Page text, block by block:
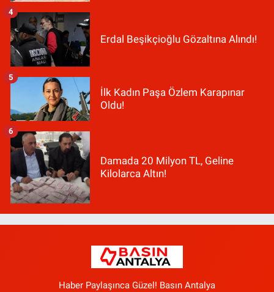
Erdal Beşikçioğlu Gözaltına Alındı!
4
İlk Kadın Paşa Özlem Karapınar
Oldu!
5
Damada 20 Milyon TL, Geline
Kilolarca Altın!
6
Haber Paylaşınca Güzel! Basın Antalya